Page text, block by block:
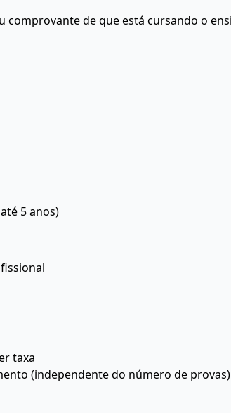
comprovante de que está cursando o
5 anos)
taxa
(independente do número de provas)